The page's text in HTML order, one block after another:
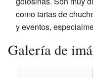
como tartas de
y eventos,
Galería de